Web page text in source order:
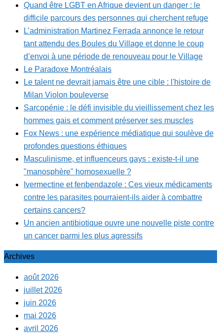
Quand être LGBT en Afrique devient un danger : le
difficile parcours des personnes qui cherchent refuge
L’administration Martinez Ferrada annonce le retour
tant attendu des Boules du Village et donne le coup
d’envoi à une période de renouveau pour le Village
Le Paradoxe Montréalais
Le talent ne devrait jamais être une cible : l'histoire de
Milan Violon bouleverse
Sarcopénie : le défi invisible du vieillissement chez les
hommes gais et comment préserver ses muscles
Fox News : une expérience médiatique qui soulève de
profondes questions éthiques
Masculinisme, et influenceurs gays : existe-t-il une
"manosphère" homosexuelle ?
Ivermectine et fenbendazole : Ces vieux médicaments
contre les parasites pourraient-ils aider à combattre
certains cancers?
Un ancien antibiotique ouvre une nouvelle piste contre
un cancer parmi les plus agressifs
Archives
août 2026
juillet 2026
juin 2026
mai 2026
avril 2026